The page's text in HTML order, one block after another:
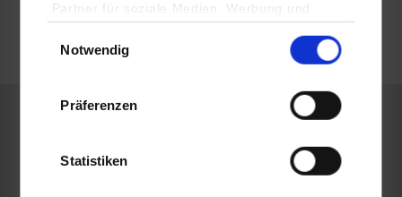
Partner für soziale Medien, Werbung und
YouTube, Google Maps) führen diese
Daten zusammen, die Sie ihnen bereitgestellt
haben oder die sie im Rahmen Ihrer Nutzung
Notwendig
Präferenzen
Statistiken